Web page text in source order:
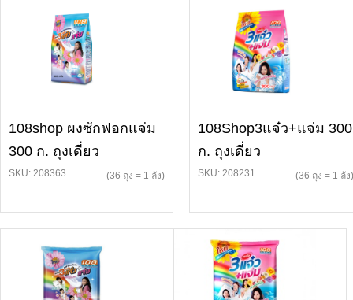
108shop ผงซักฟอกแจ่ม
300 ก. ถุงเดี่ยว
SKU: 208363 (36 ถุง = 1 ลัง)
108Shop3แจ๋ว+แจ่ม 300
ก. ถุงเดี่ยว
SKU: 208231 (36 ถุง = 1 ลัง)